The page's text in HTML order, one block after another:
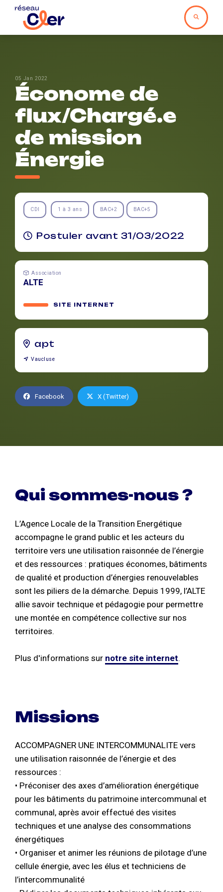
05 Jan 2022
Économe de
flux/Chargé.e
de mission
Énergie
CDI 1 à 3 ans BAC+2 BAC+5
Postuler avant 31/03/2022
Association
ALTE
SITE INTERNET
apt
Vaucluse
Facebook X (Twitter)
Qui sommes-nous ?
L’Agence Locale de la Transition Energétique
accompagne le grand public et les acteurs du
territoire vers une utilisation raisonnée de l’énergie
et des ressources : pratiques économes, bâtiments
de qualité et production d’énergies renouvelables
sont les piliers de la démarche. Depuis 1999, l’ALTE
allie savoir technique et pédagogie pour permettre
une montée en compétence collective sur nos
territoires.
Plus d'informations sur notre site internet.
Missions
ACCOMPAGNER UNE INTERCOMMUNALITE vers
une utilisation raisonnée de l’énergie et des
ressources :
• Préconiser des axes d’amélioration énergétique
pour les bâtiments du patrimoine intercommunal et
communal, après avoir effectué des visites
techniques et une analyse des consommations
énergétiques
• Organiser et animer les réunions de pilotage d’une
cellule énergie, avec les élus et techniciens de
l’intercommunalité